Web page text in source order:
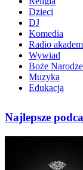
Dzieci
DJ
Komedia
Radio
Wywiad
Boże
Muzyka
Edukacja
Najlepsze